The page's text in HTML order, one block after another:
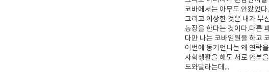
코바에서는 아무도 안왔었
그리고 이상한 것은 내가 부
농장을 한다는 것이다.다른
다만 나는 코바임원을 하고
이번에 동기언니는 왜 연락
사회생활을 해도 서로 안부
도와달라는데...